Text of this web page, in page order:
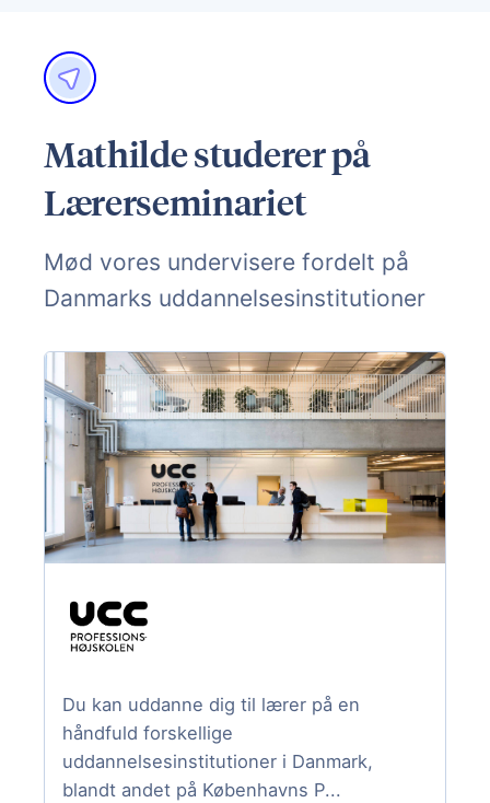
Mathilde studerer på
Lærerseminariet
Mød vores undervisere fordelt på
Danmarks uddannelsesinstitutioner
Du kan uddanne dig til lærer på en
håndfuld forskellige
uddannelsesinstitutioner i Danmark,
blandt andet på Københavns P...